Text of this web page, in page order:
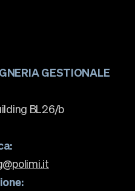
GESTIONALE
BL26/b